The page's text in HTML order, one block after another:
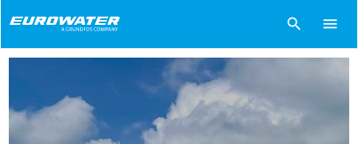
search menu